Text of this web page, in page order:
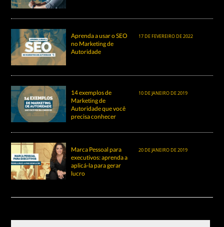
Aprenda a usar o SEO
no Marketing de
Autoridade
17 DE FEVEREIRO DE 2022
14 exemplos de
Marketing de
Autoridade que você
precisa conhecer
10 DE JANEIRO DE 2019
Marca Pessoal para
executivos: aprenda a
aplicá-la para gerar
lucro
20 DE JANEIRO DE 2019